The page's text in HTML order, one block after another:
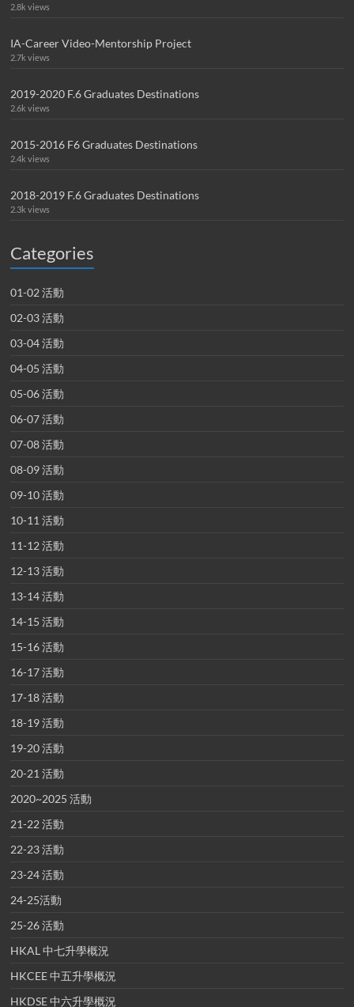
2.8k views
IA-Career Video-Mentorship Project
2.7k views
2019-2020 F.6 Graduates Destinations
2.6k views
2015-2016 F6 Graduates Destinations
2.4k views
2018-2019 F.6 Graduates Destinations
2.3k views
Categories
01-02 活動
02-03 活動
03-04 活動
04-05 活動
05-06 活動
06-07 活動
07-08 活動
08-09 活動
09-10 活動
10-11 活動
11-12 活動
12-13 活動
13-14 活動
14-15 活動
15-16 活動
16-17 活動
17-18 活動
18-19 活動
19-20 活動
20-21 活動
2020~2025 活動
21-22 活動
22-23 活動
23-24 活動
24-25活動
25-26 活動
HKAL 中七升學概況
HKCEE 中五升學概況
HKDSE 中六升學概況